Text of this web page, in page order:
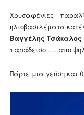
Χρυσαφένιες
ηλιοβασιλέματα
Βαγγέλης Τσάκαλος
παράδεισο …..απο
Πάρτε μια γεύση και